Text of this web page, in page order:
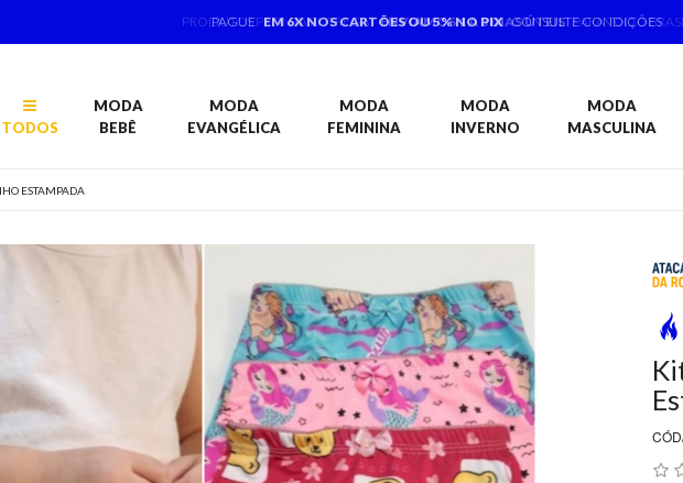
PAGUE EM 6X NOS CARTÕES OU 5% NO PIX CONSULTE CONDIÇÕES
TODOS
MODA
BEBÊ
MODA
EVANGÉLICA
MODA
FEMININA
MODA
INVERNO
MODA
MASCULINA
ESTAMPADA